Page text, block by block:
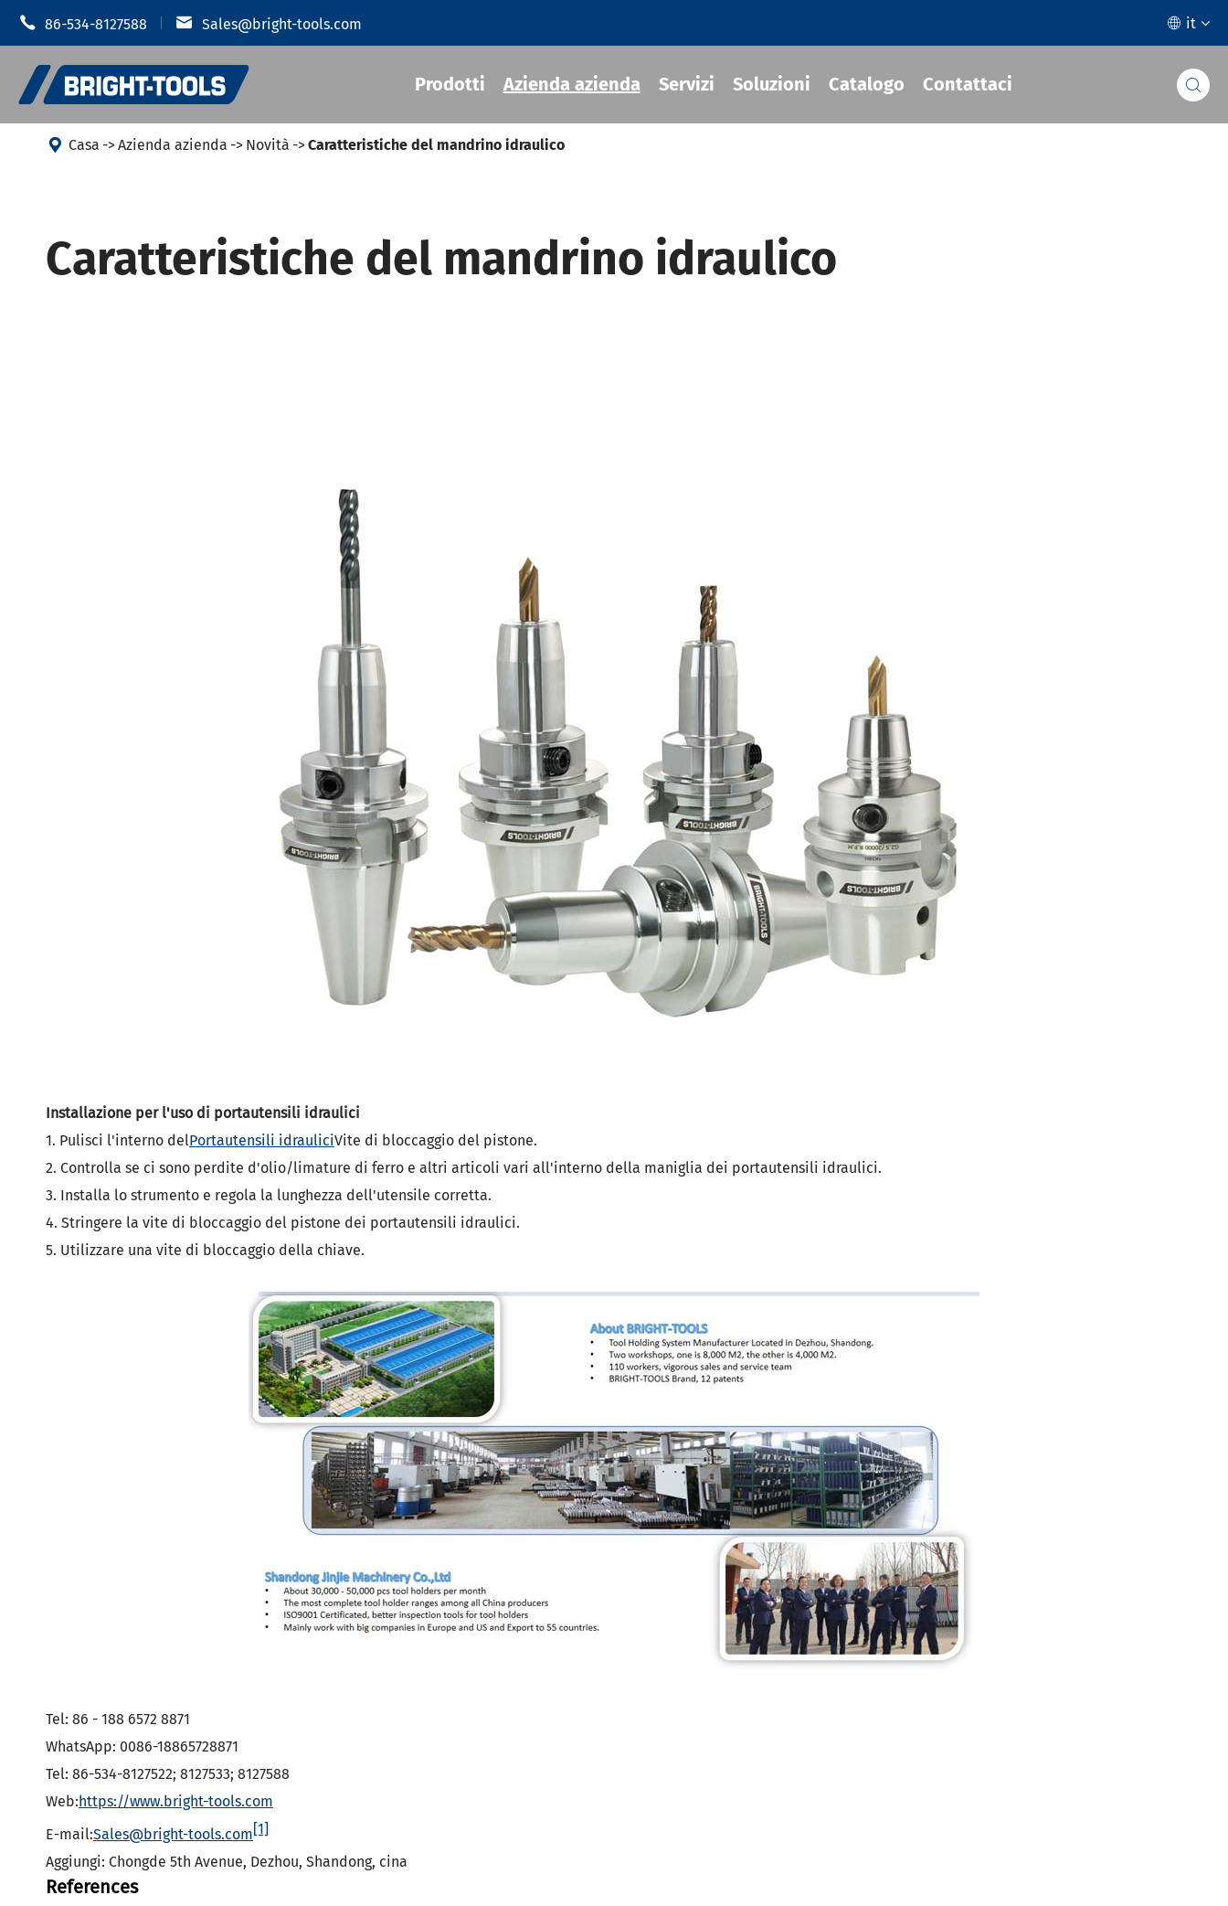
 86-534-8127588  Sales@bright-tools.com  it
Prodotti
Strumenti statici e azionati
Mandrino idraulico
Portautensili MOD
DIN 69893 (ISO 12164) HSK-A portautensili
DIN 69893 (ISO 12164) HSK-E portautensili
DIN 69893 (ISO 12164) HSK-F portautensili
DIN69893 (ISO12164-1)-HSK-T portautensili
DIN2080-NT portautensili
GOST 25827-93 portautensili
Azienda azienda Servizi Soluzioni Catalogo Contattaci 
 Casa Azienda azienda Novità Caratteristiche del mandrino idraulico
Caratteristiche del mandrino idraulico
Installazione per l'uso di portautensili idraulici
1. Pulisci l'interno delPortautensili idrauliciVite di bloccaggio del pistone.
2. Controlla se ci sono perdite d'olio/limature di ferro e altri articoli vari all'interno della maniglia dei portautensili idraulici.
3. Installa lo strumento e regola la lunghezza dell'utensile corretta.
4. Stringere la vite di bloccaggio del pistone dei portautensili idraulici.
5. Utilizzare una vite di bloccaggio della chiave.
Tel: 86 - 188 6572 8871
WhatsApp: 0086-18865728871
Tel: 86-534-8127522; 8127533; 8127588
Web:https://www.bright-tools.com
E-mail:Sales@bright-tools.com[1]
Aggiungi: Chongde 5th Avenue, Dezhou, Shandong, cina
References